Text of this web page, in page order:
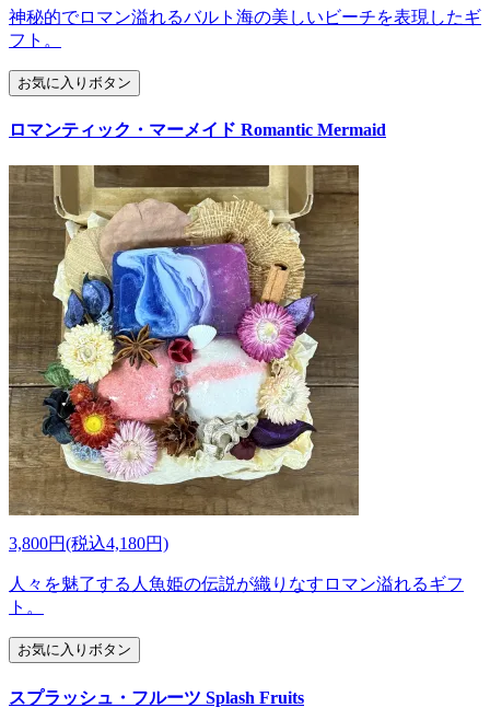
神秘的でロマン溢れるバルト海の美しいビーチを表現したギ
フト。
お気に入りボタン
ロマンティック・マーメイド Romantic Mermaid
3,800円(税込4,180円)
人々を魅了する人魚姫の伝説が織りなすロマン溢れるギフ
ト。
お気に入りボタン
スプラッシュ・フルーツ Splash Fruits